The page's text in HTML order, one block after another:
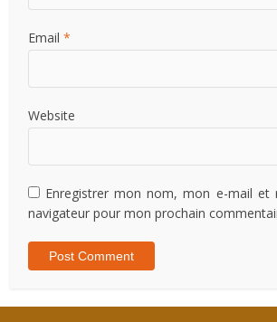
Email *
Website
Enregistrer mon nom, mon e-mail et
navigateur pour mon prochain